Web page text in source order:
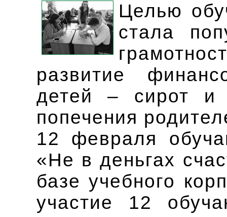
Целью
стала
развитие
детей – сирот и
попечения
12 февраля
«Не в деньгах
базе учебного
участие 12